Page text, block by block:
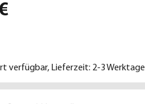
verfügbar, Lieferzeit: 2-3 Werktage